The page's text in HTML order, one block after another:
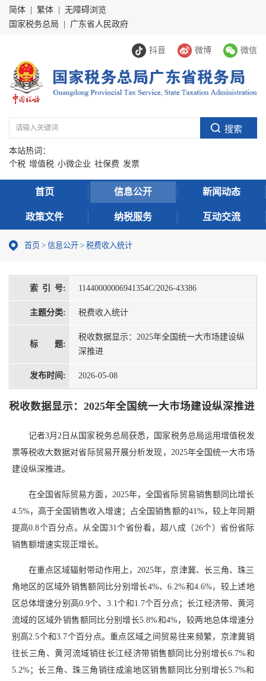
简体 繁体
无障碍浏览
国家税务总局
广东省人民政府
抖音 微博 微信
本站热词：
个税 增值税 小微企业 社保费 发票
首页 信息公开 新闻动态
政策文件 纳税服务 互动交流
首页 > 信息公开 > 税费收入统计
索 引 号: 11440000006941354C/2026-43386
主题分类: 税费收入统计
标 题:
税收数据显示：2025年全国统一大市场建设纵
深推进
发布时间: 2026-05-08
税收数据显示：2025年全国统一大市场建设纵深推进
记者3月2日从国家税务总局获悉，国家税务总局运用增值税发
票等税收大数据对省际贸易开展分析发现，2025年全国统一大市场
建设纵深推进。
在全国省际贸易方面，2025年，全国省际贸易销售额同比增长
4.5%，高于全国销售收入增速；占全国销售额的41%，较上年同期
提高0.8个百分点。从全国31个省份看，超八成（26个）省份省际
销售额增速实现正增长。
在重点区域辐射带动作用上，2025年，京津冀、长三角、珠三
角地区的区域外销售额同比分别增长4%、6.2%和4.6%，较上述地
区总体增速分别高0.9个、3.1个和1.7个百分点；长江经济带、黄河
流域的区域外销售额同比分别增长5.8%和4%，较两地总体增速分
别高2.5个和3.7个百分点。重点区域之间贸易往来频繁，京津冀销
往长三角、黄河流域销往长江经济带销售额同比分别增长6.7%和
5.2%；长三角、珠三角销往成渝地区销售额同比分别增长5.7%和